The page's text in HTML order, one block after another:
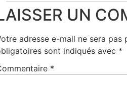
UN
adresse e-mail ne sera pas
sont indiqués avec *
*